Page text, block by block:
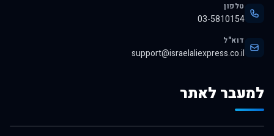
טלפון
03-5810154
דוא"ל
support@israelaliexpress.co.il
למעבר לאתר
לרכישה באלי אקספרס